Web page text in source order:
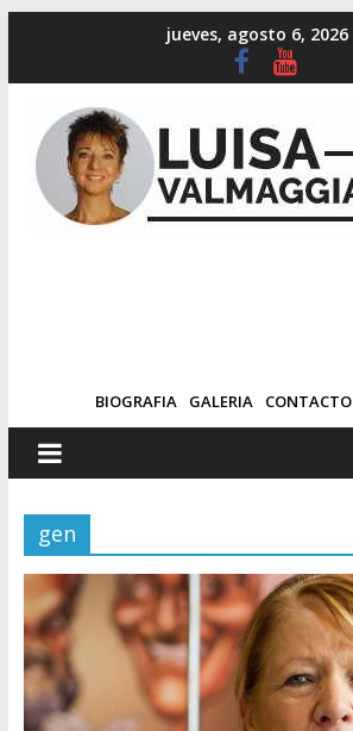
jueves, agosto 6, 2026
BIOGRAFIA GALERIA CONTACTO
gen